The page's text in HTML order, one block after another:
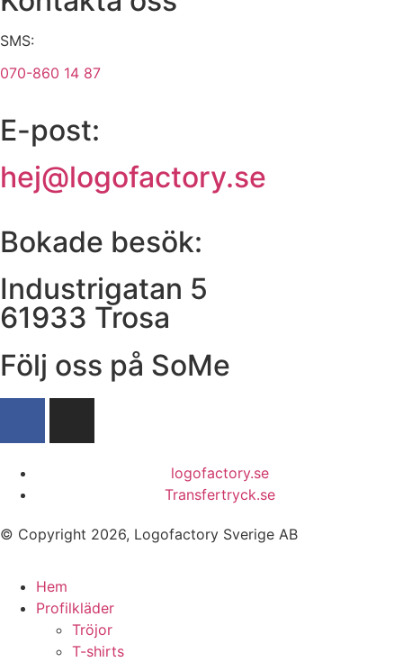
SMS:
070-860 14 87
E-post:
hej@logofactory.se
Bokade besök:
Industrigatan 5
61933 Trosa
Följ oss på SoMe
logofactory.se
Transfertryck.se
© Copyright 2026, Logofactory Sverige AB
Hem
Profilkläder
Tröjor
T-shirts